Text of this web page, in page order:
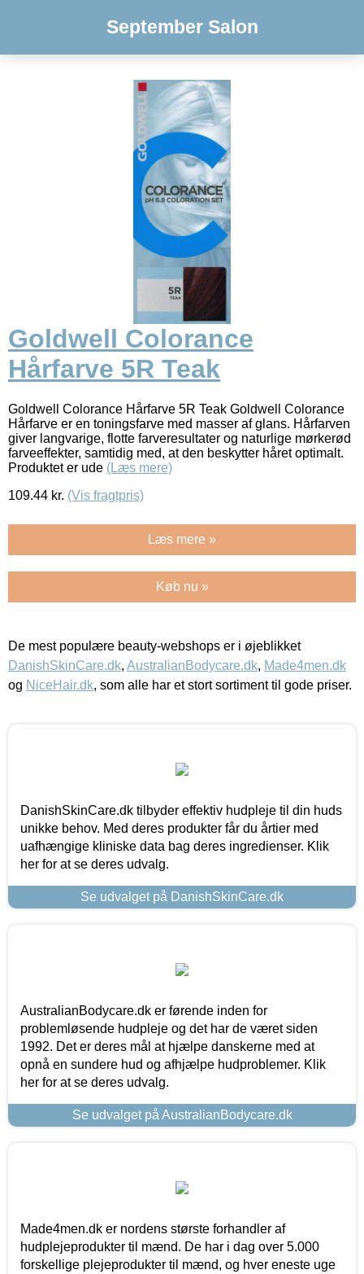
September Salon
Goldwell Colorance
Hårfarve 5R Teak
Goldwell Colorance Hårfarve 5R Teak Goldwell Colorance
Hårfarve er en toningsfarve med masser af glans. Hårfarven
giver langvarige, flotte farveresultater og naturlige mørkerød
farveeffekter, samtidig med, at den beskytter håret optimalt.
Produktet er ude (Læs mere)
109.44 kr. (Vis fragtpris)
Læs mere »
Køb nu »
De mest populære beauty-webshops er i øjeblikket
DanishSkinCare.dk, AustralianBodycare.dk, Made4men.dk
og NiceHair.dk, som alle har et stort sortiment til gode priser.
DanishSkinCare.dk tilbyder effektiv hudpleje til din huds
unikke behov. Med deres produkter får du årtier med
uafhængige kliniske data bag deres ingredienser. Klik
her for at se deres udvalg.
Se udvalget på DanishSkinCare.dk
AustralianBodycare.dk er førende inden for
problemløsende hudpleje og det har de været siden
1992. Det er deres mål at hjælpe danskerne med at
opnå en sundere hud og afhjælpe hudproblemer. Klik
her for at se deres udvalg.
Se udvalget på AustralianBodycare.dk
Made4men.dk er nordens største forhandler af
hudplejeprodukter til mænd. De har i dag over 5.000
forskellige plejeprodukter til mænd, og hver eneste uge